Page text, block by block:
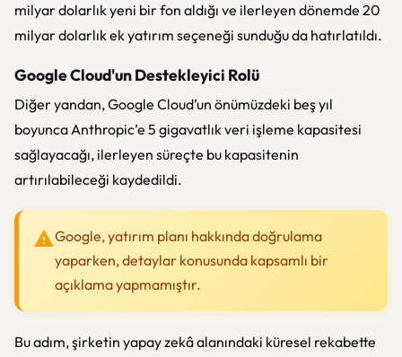
milyar dolarlık yeni bir fon aldığı ve ilerleyen dönemde 20
milyar dolarlık ek yatırım seçeneği sunduğu da hatırlatıldı.
Google Cloud'un Destekleyici Rolü
Diğer yandan,Google Cloud’un önümüzdeki beş yıl
boyunca Anthropic’e 5 gigavatlık veri işleme kapasitesi
sağlayacağı, ilerleyen süreçte bu kapasitenin
artırılabileceği kaydedildi.
Google, yatırım planı hakkında doğrulama
yaparken, detaylar konusunda kapsamlı bir
açıklama yapmamıştır.
Bu adım, şirketin yapay zekâ alanındaki küresel rekabette